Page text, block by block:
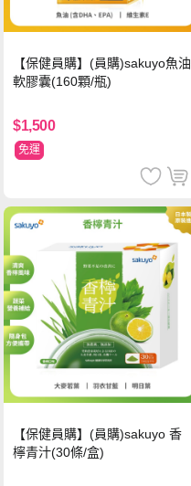
【保健員購】(員購)sakuyo魚油
軟膠囊(160顆/瓶)
$1,500
免運
【保健員購】(員購)sakuyo 香
檸青汁(30條/盒)